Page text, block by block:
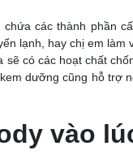
các thành phần
lạnh, hay chị em làm
sẽ có các hoạt chất
dưỡng cũng hỗ trợ
vào